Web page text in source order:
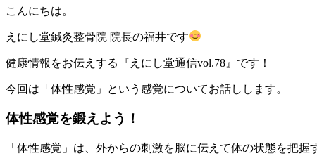
こんにちは。
えにし堂鍼灸整骨院 院長の福井です
健康情報をお伝えする『えにし堂通信vol.78』です！
今回は「体性感覚」という感覚についてお話しします。
体性感覚を鍛えよう！
「体性感覚」は、外からの刺激を脳に伝えて体の状態を把握